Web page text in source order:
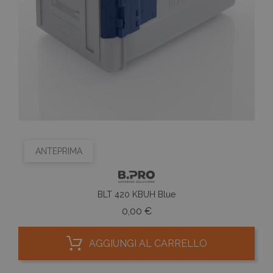
ANTEPRIMA
BLT 420 KBUH Blue
0,00 €Prezzo
AGGIUNGI AL CARRELLO